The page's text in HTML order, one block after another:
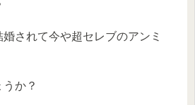
されて今や超セレブのアンミ
か？